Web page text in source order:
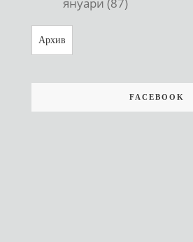
Архив
FACEBOOK